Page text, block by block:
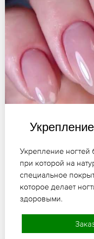
Укрепление ногтей
при которой на
специальное
которое делает
здоровыми.